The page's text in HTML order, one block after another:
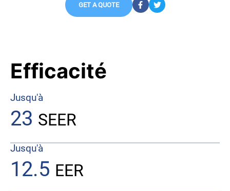
GET A QUOTE
Efficacité
Jusqu'à
23 SEER
Jusqu'à
12.5 EER